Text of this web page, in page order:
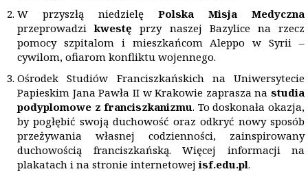
W przyszłą niedzielę Polska Misja Medyczna
przeprowadzikwestę przy naszej Bazylice na rzecz
pomocy szpitalom i mieszkańcom Aleppo w Syrii –
cywilom, ofiarom konfliktu wojennego.
Ośrodek Studiów Franciszkańskich na Uniwersytecie
Papieskim Jana Pawła II w Krakowie zaprasza na studia
podyplomowe z franciszkanizmu. To doskonała okazja,
by pogłębić swoją duchowość oraz odkryć nowy sposób
przeżywania własnej codzienności, zainspirowany
duchowością franciszkańską. Więcej informacji na
plakatach i na stronie internetowejisf.edu.pl.